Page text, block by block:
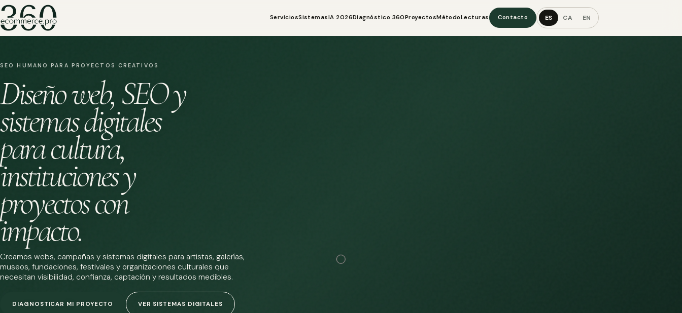
ServiciosSistemasIA 2026Diagnóstico 360ProyectosMétodoLecturas Contacto ES CA EN
SEO HUMANO PARA PROYECTOS CREATIVOS
Diseño web, SEO y
sistemas digitales
para cultura,
instituciones y
proyectos con
impacto.
Creamos webs, campañas y sistemas digitales para artistas, galerías,
museos, fundaciones, festivales y organizaciones culturales que
necesitan visibilidad, confianza, captación y resultados medibles.
DIAGNOSTICAR MI PROYECTO VER SISTEMAS DIGITALES